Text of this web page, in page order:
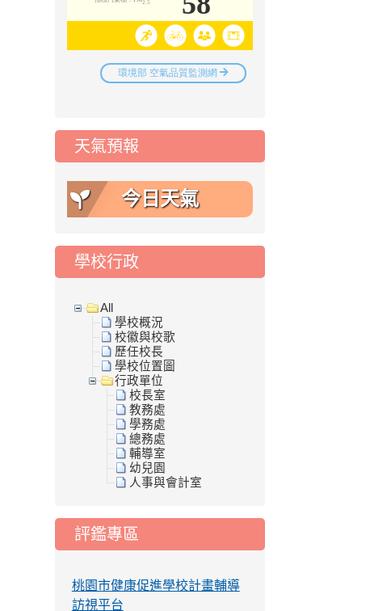
天氣預報
今日天氣
學校行政
All
學校概況
校徽與校歌
歷任校長
學校位置圖
行政單位
校長室
教務處
學務處
總務處
輔導室
幼兒園
人事與會計室
評鑑專區
桃園市健康促進學校計畫輔導
訪視平台